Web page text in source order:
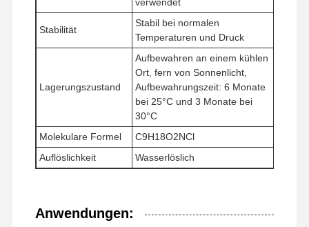
Referenzen
Dimethylaminoethylmethacrylat
Stabilität
Stabil bei normalen
Temperaturen und Druck
Lagerungszustand
Aufbewahren an einem kühlen
Ort, fern von Sonnenlicht,
Aufbewahrungszeit: 6 Monate
bei 25°C und 3 Monate bei
30°C
Molekulare Formel
C9H18O2NCl
Auflöslichkeit
Wasserlöslich
Anwendungen: